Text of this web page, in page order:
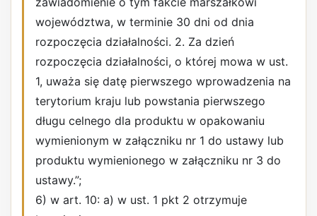
województwa, w terminie 30 dni od dnia
rozpoczęcia działalności. 2. Za dzień
rozpoczęcia działalności, o której mowa w ust.
1, uważa się datę pierwszego wprowadzenia na
terytorium kraju lub powstania pierwszego
długu celnego dla produktu w opakowaniu
wymienionym w załączniku nr 1 do ustawy lub
produktu wymienionego w załączniku nr 3 do
ustawy.”;
6) w art. 10: a) w ust. 1 pkt 2 otrzymuje